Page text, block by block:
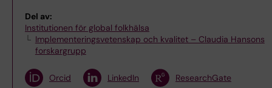
Del av:
Institutionen för global folkhälsa
Implementeringsvetenskap och kvalitet – Claudia Hansons
forskargrupp
Orcid LinkedIn ResearchGate